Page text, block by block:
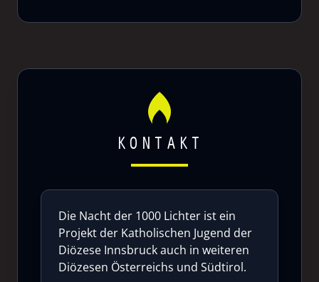
KONTAKT
Die Nacht der 1000 Lichter ist ein
Projekt der Katholischen Jugend der
Diözese Innsbruck auch in weiteren
Diözesen Österreichs und Südtirol.